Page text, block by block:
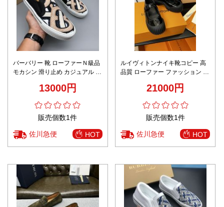
バーバリー 靴 ローファーＮ級品
モカシン 滑り止め カジュアル 男
13000円
販売個数1件
佐川急便 HOT
ルイヴィトンナイキ靴コピー 高
品質 ローファー ファッション 厚
21000円
販売個数1件
佐川急便 HOT